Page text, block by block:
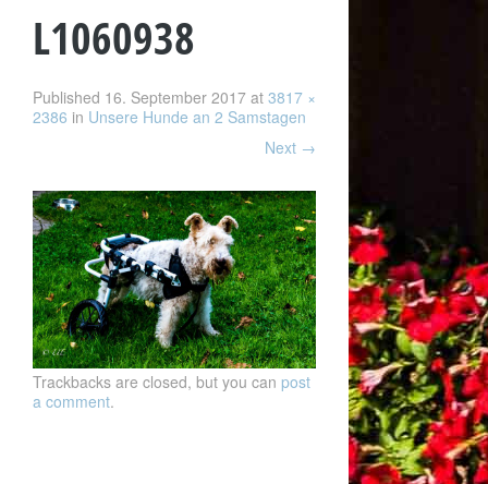
L1060938
Published 16. September 2017 at 3817 ×
2386 in Unsere Hunde an 2 Samstagen
Next →
Trackbacks are closed, but you can post
a comment.